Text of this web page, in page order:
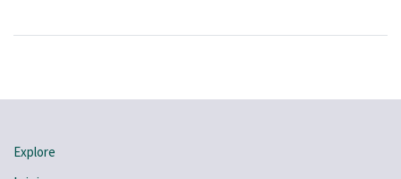
Explore